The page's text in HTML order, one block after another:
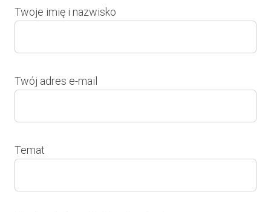
Twoje imię i nazwisko
Twój adres e-mail
Temat